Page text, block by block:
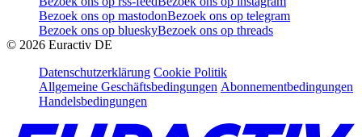
Bezoek ons op mastodonBezoek ons op telegram
Bezoek ons op blueskyBezoek ons op threads
© 2026 Euractiv DE
Datenschutzerklärung Cookie Politik
Allgemeine Geschäftsbedingungen Abonnementbedingungen
Handelsbedingungen